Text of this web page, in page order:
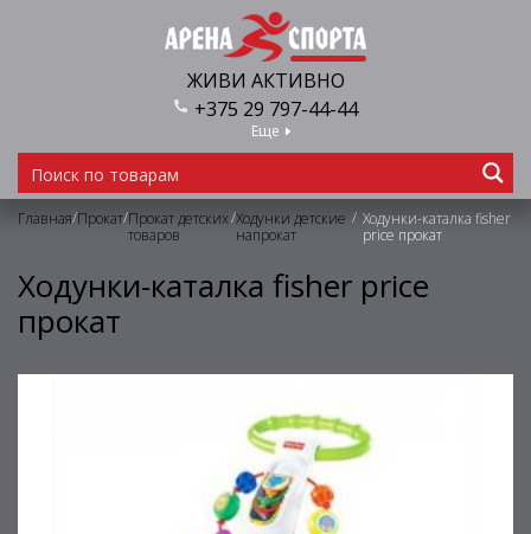
ЖИВИ АКТИВНО
+375 29 797-44-44
Еще
Главная/Прокат/Прокат детских
товаров
/Ходунки детские
напрокат
/ Ходунки-каталка fisher
price прокат
Ходунки-каталка fisher price
прокат